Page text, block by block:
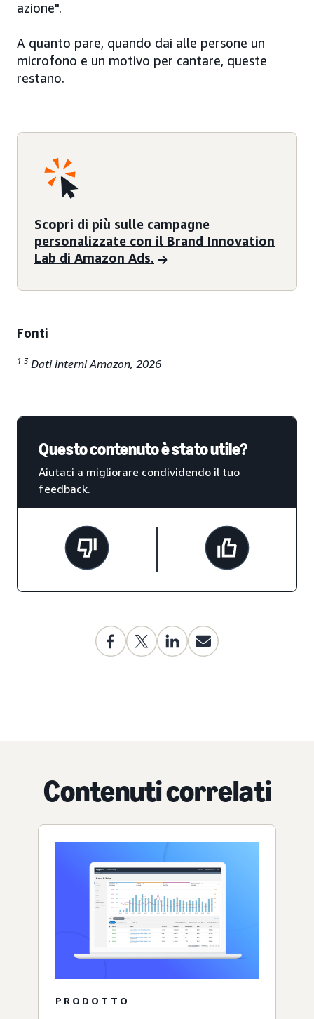
azione".
A quanto pare, quando dai alle persone un
microfono e un motivo per cantare, queste
restano.
Scopri di più sulle campagne
personalizzate con il Brand Innovation
Lab di Amazon Ads.
Fonti
1-3 Dati interni Amazon, 2026
Questo contenuto è stato utile?
Aiutaci a migliorare condividendo il tuo
feedback.
Contenuti correlati
PRODOTTO